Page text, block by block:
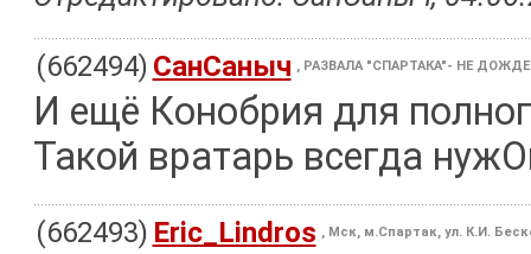
(662494) СанСаныч , РАЗВАЛА "СПАРТАКА"- НЕ
И ещё Конобрия для
Такой вратарь всегда
(662493) Eric_Lindros , Мск, м.Спартак, ул. К.И.